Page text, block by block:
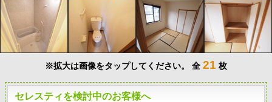
※拡大は画像をタップしてください。 全 21 枚
セレスティを検討中のお客様へ